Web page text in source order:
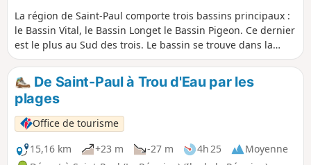
La région de Saint-Paul comporte trois bassins principaux :
le Bassin Vital, le Bassin Longet le Bassin Pigeon. Ce dernier
est le plus au Sud des trois. Le bassin se trouve dans la
Ravine Bernica qui a été rendue célèbre par un poème de
Leconte de Lisle. Elle servait aussi de repère pour la famille
Desbassyns. Elle était longtemps considérée comme un site
naturel remarquable. La promenade dans ces gorges est
courte mais peut cependant affecter les abonnés au vertige
car à flanc de rempart.
De Saint-Paul à Trou d'Eau par les
plages
Office de tourisme
15,16 km
+23 m -27 m 4h 25
Moyenne